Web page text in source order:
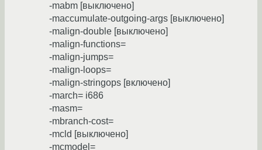
-mabm [выключено]
-maccumulate-outgoing-args [выключено]
-malign-double [выключено]
-malign-functions=
-malign-jumps=
-malign-loops=
-malign-stringops [включено]
-march= i686
-masm=
-mbranch-cost=
-mcld [выключено]
-mcmodel=